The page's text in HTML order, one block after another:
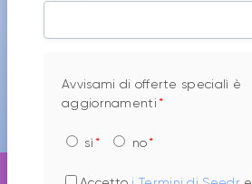
Avvisami di offerte specialì è
aggiornamenti
sì no